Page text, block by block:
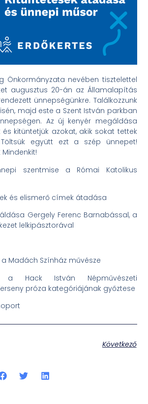
Önkormányzata nevében tisztelettel
augusztus 20-án az Államalapítás
ünnepségünkre. Találkozzunk
majd este a Szent István parkban
Az új kenyér megáldása
kitüntetjük azokat, akik sokat tettek
Töltsük együtt ezt a szép ünnepet!
a Római Katolikus
és elismerő címek átadása
Gergely Ferenc Barnabással, a
lelkipásztorával
a Madách Színház művésze
a Hack István Népművészeti
próza kategóriájának győztese
Következő